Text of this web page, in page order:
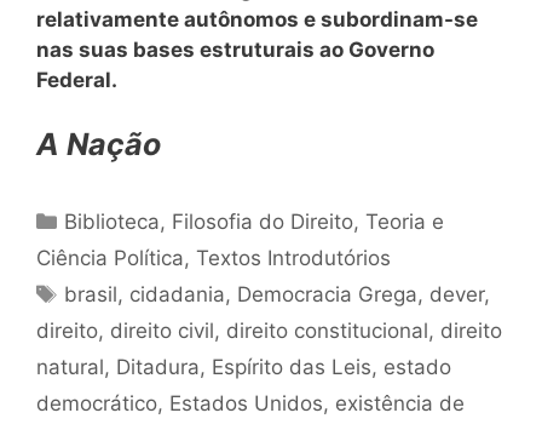
relativamente autônomos e subordinam-se
nas suas bases estruturais ao Governo
Federal.
A Nação
Categorias
Biblioteca, Filosofia do Direito,Teoria e
Ciência Política, Textos Introdutórios
Tags
brasil, cidadania, Democracia Grega, dever,
direito, direito civil, direito constitucional, direito
natural, Ditadura, Espírito das Leis, estado
democrático, Estados Unidos, existência de